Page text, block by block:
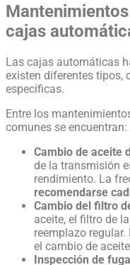
cajas
Las cajas automáticas
existen diferentes tipos,
específicas.
Entre los
comunes se encuentran:
Cambio de aceite
de la transmisión
rendimiento. La
recomendarse
Cambio del filtro
aceite, el filtro de
reemplazo
el cambio de
Inspección de